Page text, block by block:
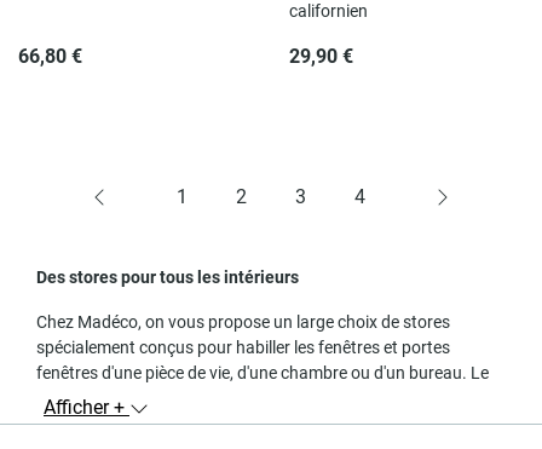
66,80 €
californien
29,90 €
1 2 3 4
Des stores pour tous les intérieurs
Chez Madéco, on vous propose un large choix de stores
spécialement conçus pour habiller les fenêtres et portes
fenêtres d'une pièce de vie, d'une chambre ou d'un bureau. Le
store enrouleur
intemporel. Dans sa versionjour nuit, il apporte une touche de
Afficher +